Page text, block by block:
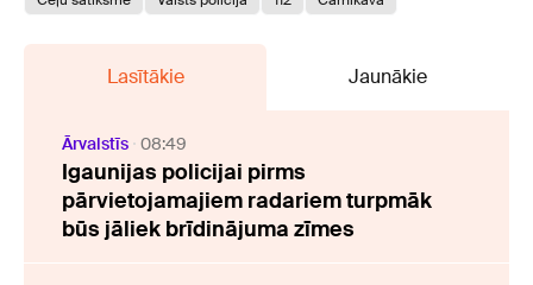
Lasītākie Jaunākie
Ārvalstīs 08:49
Igaunijas policijai pirms
pārvietojamajiem radariem turpmāk
būs jāliek brīdinājuma zīmes